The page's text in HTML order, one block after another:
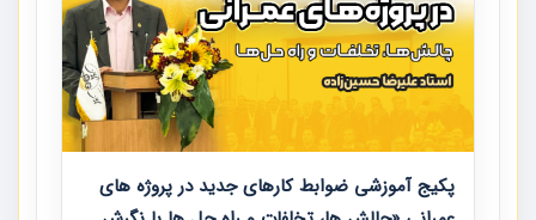
پکیج آموزشی ضوابط کارهای جدید در پروژه های